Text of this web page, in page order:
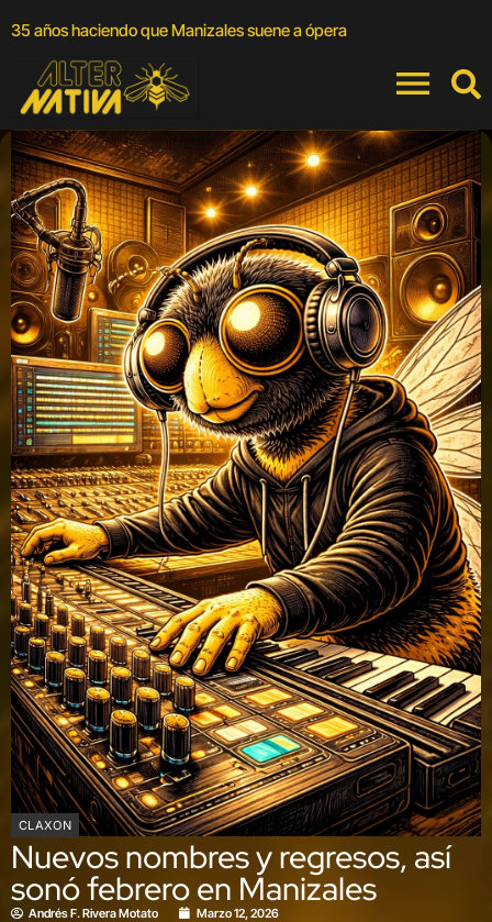
35 años haciendo que Manizales suene a ópera
CLAXON
Nuevos nombres y regresos, así
sonó febrero en Manizales
Andrés F. Rivera Motato Marzo 12, 2026